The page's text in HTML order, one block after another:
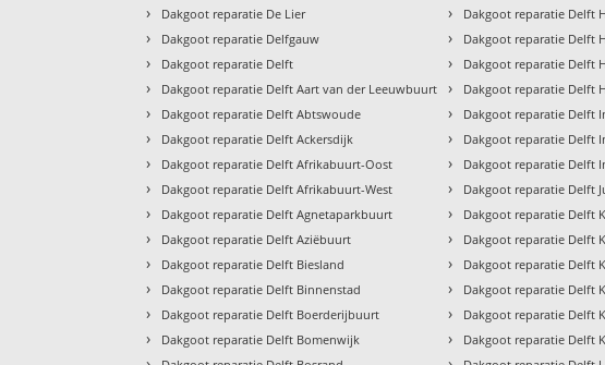
› Dakgoot reparatie De Lier
› Dakgoot reparatie Delfgauw
› Dakgoot reparatie Delft
› Dakgoot reparatie Delft Aart van der Leeuwbuurt
› Dakgoot reparatie Delft Abtswoude
› Dakgoot reparatie Delft Ackersdijk
› Dakgoot reparatie Delft Afrikabuurt-Oost
› Dakgoot reparatie Delft Afrikabuurt-West
› Dakgoot reparatie Delft Agnetaparkbuurt
› Dakgoot reparatie Delft Aziëbuurt
› Dakgoot reparatie Delft Biesland
› Dakgoot reparatie Delft Binnenstad
› Dakgoot reparatie Delft Boerderijbuurt
› Dakgoot reparatie Delft Bomenwijk
› Dakgoot reparatie Delft
› Dakgoot reparatie Delft
› Dakgoot reparatie Delft
› Dakgoot reparatie Delft
› Dakgoot reparatie Delft
› Dakgoot reparatie Delft
› Dakgoot reparatie Delft
› Dakgoot reparatie Delft
› Dakgoot reparatie Delft
› Dakgoot reparatie Delft
› Dakgoot reparatie Delft
› Dakgoot reparatie Delft
› Dakgoot reparatie Delft
› Dakgoot reparatie Delft